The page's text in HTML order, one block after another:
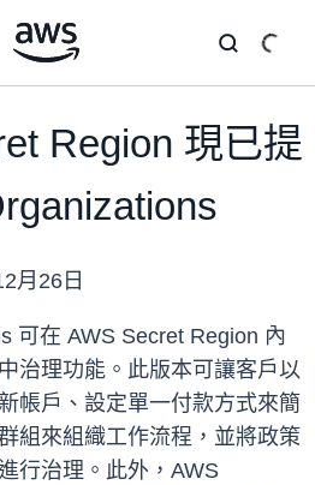
Region 現已提
月26日
可在 AWS Secret Region 內
治理功能。此版本可讓客戶以
帳戶、設定單一付款方式來簡
組來組織工作流程，並將政策
行治理。此外，AWS